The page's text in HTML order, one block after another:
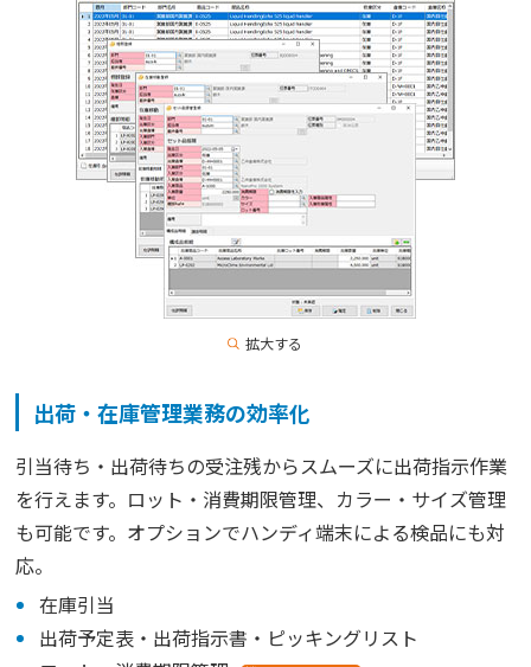
拡大する
出荷・在庫管理業務の効率化
引当待ち・出荷待ちの受注残からスムーズに出荷指示作業
を行えます。ロット・消費期限管理、カラー・サイズ管理
も可能です。オプションでハンディ端末による検品にも対
応。
在庫引当
出荷予定表・出荷指示書・ピッキングリスト